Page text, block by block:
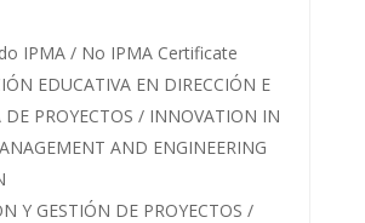
IPMA / No IPMA Certificate
EDUCATIVA EN DIRECCIÓN E
DE PROYECTOS / INNOVATION IN
AND ENGINEERING
Y GESTIÓN DE PROYECTOS /